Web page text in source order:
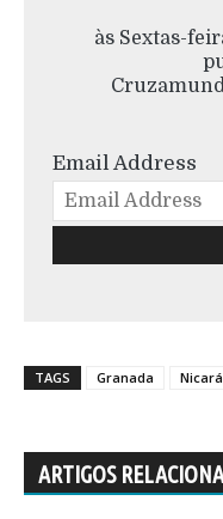
às Sextas-
Email Address
TAGS Granada
ARTIGOS